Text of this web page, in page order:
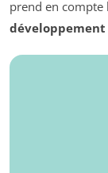
prend en compte